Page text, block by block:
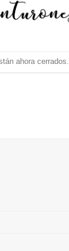
ahora cerrados.